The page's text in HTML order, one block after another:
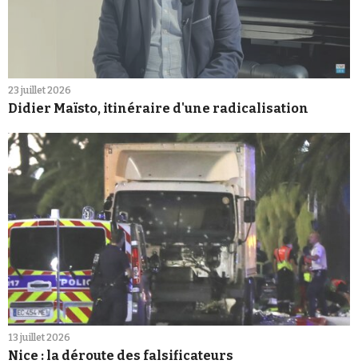
23 juillet 2026
Didier Maïsto, itinéraire d'une radicalisation
13 juillet 2026
Nice : la déroute des falsificateurs